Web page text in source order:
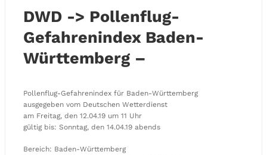
DWD -> Pollenflug-
Gefahrenindex Baden-
Württemberg –
Pollenflug-Gefahrenindex für Baden-Württemberg
ausgegeben vom Deutschen Wetterdienst
am Freitag, den 12.04.19 um 11 Uhr
gültig bis: Sonntag, den 14.04.19 abends
Bereich: Baden-Württemberg